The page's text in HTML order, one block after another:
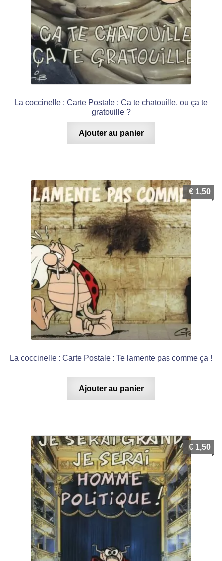
La coccinelle : Carte Postale : Ca te chatouille, ou ça te
gratouille ?
Ajouter au panier
La coccinelle : Carte Postale : Te lamente pas comme ça !
€ 1,50
Ajouter au panier
€ 1,50